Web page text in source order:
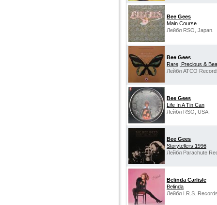
Bee Gees
Main Course
Лейбл RSO, Japan.
Bee Gees
Rare, Precious &
Лейбл ATCO
Bee Gees
Life In A Tin Can
Лейбл RSO, USA.
Bee Gees
Storytellers 1996
Лейбл Parachute
Belinda Carlisle
Belinda
Лейбл I.R.S.